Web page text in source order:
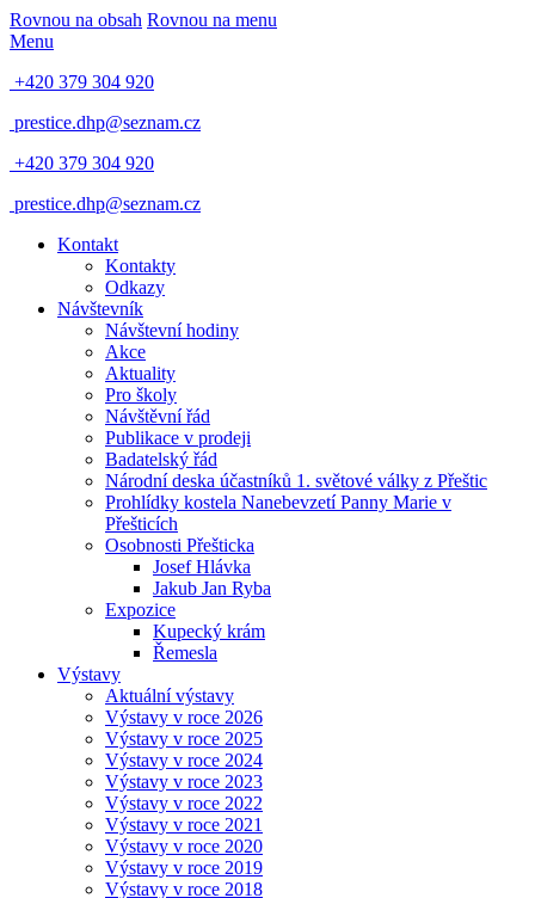
Rovnou na obsah Rovnou na menu
Menu
+420 379 304 920
prestice.dhp@seznam.cz
+420 379 304 920
prestice.dhp@seznam.cz
Kontakt
Kontakty
Odkazy
Návštevník
Návštevní hodiny
Akce
Aktuality
Pro školy
Návštěvní řád
Publikace v prodeji
Badatelský řád
Národní deska účastníků 1. světové války z Přeštic
Prohlídky kostela Nanebevzetí Panny Marie v
Přešticích
Osobnosti Přešticka
Josef Hlávka
Jakub Jan Ryba
Expozice
Kupecký krám
Řemesla
Výstavy
Aktuální výstavy
Výstavy v roce 2026
Výstavy v roce 2025
Výstavy v roce 2024
Výstavy v roce 2023
Výstavy v roce 2022
Výstavy v roce 2021
Výstavy v roce 2020
Výstavy v roce 2019
Výstavy v roce 2018